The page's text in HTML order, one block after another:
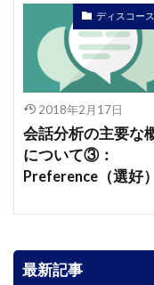
ディスコー
2018年2月17日
会話分析の主要な
について③：
Preference（選好）
最新記事